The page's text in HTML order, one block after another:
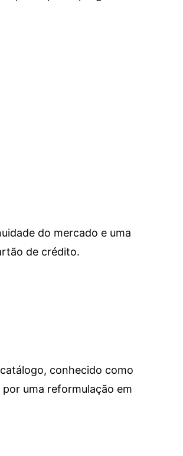
do mercado e uma
de crédito.
conhecido como
uma reformulação em